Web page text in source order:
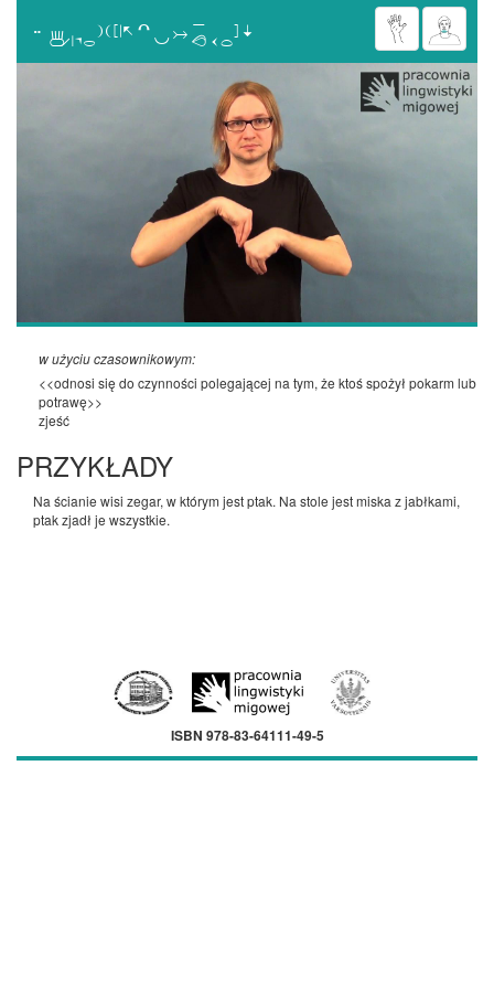

w użyciu czasownikowym:
<<odnosi się do czynności polegającej na tym, że ktoś spożył pokarm lub
potrawę>>
zjeść
PRZYKŁADY
Na ścianie wisi zegar, w którym jest ptak. Na stole jest miska z jabłkami,
ptak zjadł je wszystkie.
ISBN 978-83-64111-49-5